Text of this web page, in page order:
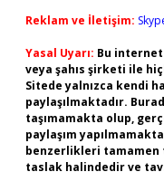
Reklam ve İletişim:
Yasal Uyarı: Bu
veya şahıs şirketi ile
Sitede yalnızca kendi
paylaşılmaktadır.
taşımamakta olup,
paylaşım
benzerlikleri
taslak halindedir ve